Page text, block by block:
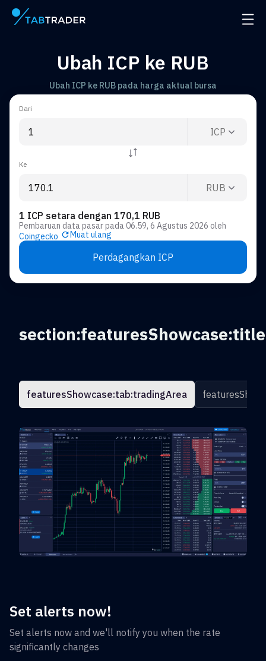
Halaman utama Buka
Ubah ICP ke RUB
Ubah ICP ke RUB pada harga aktual bursa
Dari
ICP
Ke
RUB
1 ICP setara dengan 170,1 RUB
Pembaruan data pasar pada06.59, 6 Agustus 2026 oleh
Coingecko
Muat ulang
Perdagangkan ICP
section:featuresShowcase:title
featuresShowcase:tab:tradingArea
Set alerts now!
Set alerts now and we'll notify you when the rate
significantly changes